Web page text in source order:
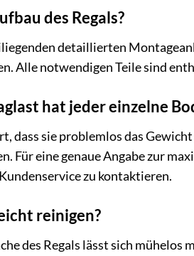
des Regals?
detaillierten
Alle notwendigen Teile sind
hat jeder einzelne
dass sie problemlos das
Für eine genaue Angabe zur
zu kontaktieren.
reinigen?
des Regals lässt sich